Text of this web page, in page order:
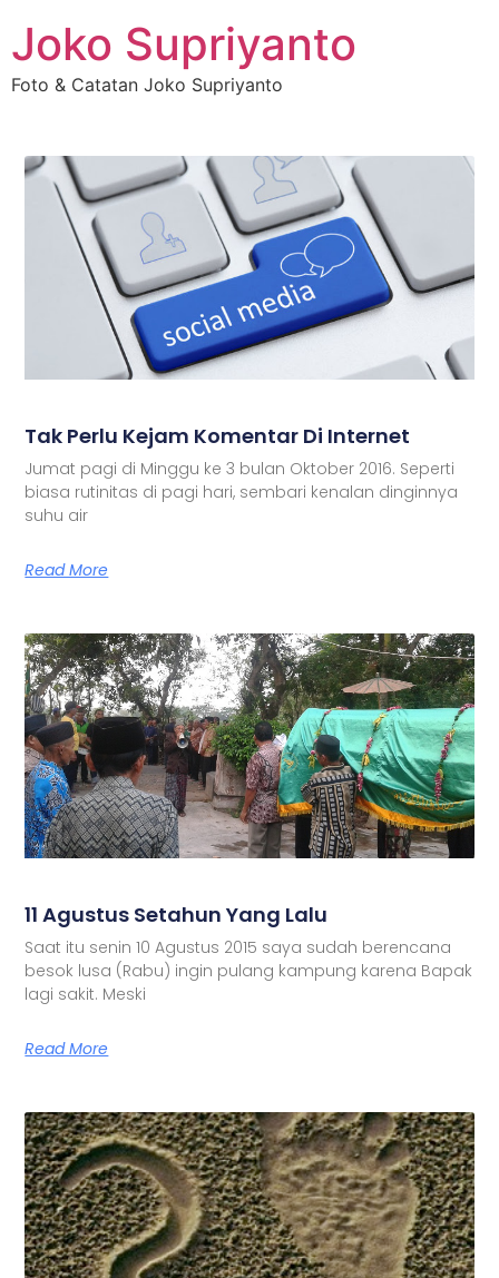
Joko Supriyanto
Foto & Catatan Joko Supriyanto
Tak Perlu Kejam Komentar Di Internet
Jumat pagi di Minggu ke 3 bulan Oktober 2016. Seperti
biasa rutinitas di pagi hari, sembari kenalan dinginnya
suhu air
Read More
11 Agustus Setahun Yang Lalu
Saat itu senin 10 Agustus 2015 saya sudah berencana
besok lusa (Rabu) ingin pulang kampung karena Bapak
lagi sakit. Meski
Read More